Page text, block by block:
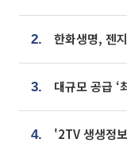
2.
3.
4.